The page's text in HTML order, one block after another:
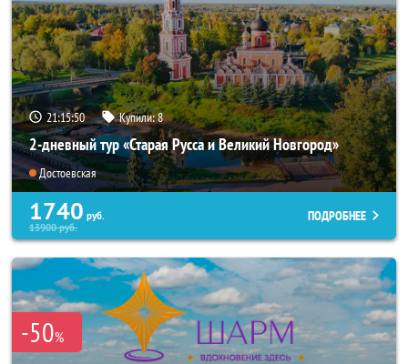
21:15:49 Купили:8
2-дневный тур «Старая Русса и Великий Новгород»
Достоевская
1740 руб.
13900руб.
ПОДРОБНЕЕ
-50%